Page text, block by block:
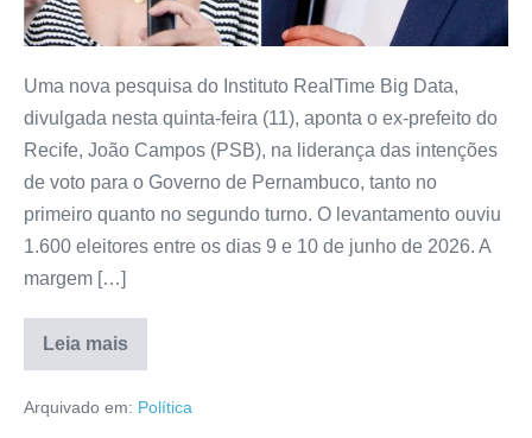
Uma nova pesquisa do Instituto RealTime Big Data,
divulgada nesta quinta-feira (11), aponta o ex-prefeito do
Recife, João Campos (PSB), na liderança das intenções
de voto para o Governo de Pernambuco, tanto no
primeiro quanto no segundo turno. O levantamento ouviu
1.600 eleitores entre os dias 9 e 10 de junho de 2026. A
margem […]
Leia mais
Arquivado em: Política